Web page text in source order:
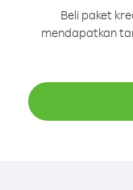
Beli paket
mendapatkan